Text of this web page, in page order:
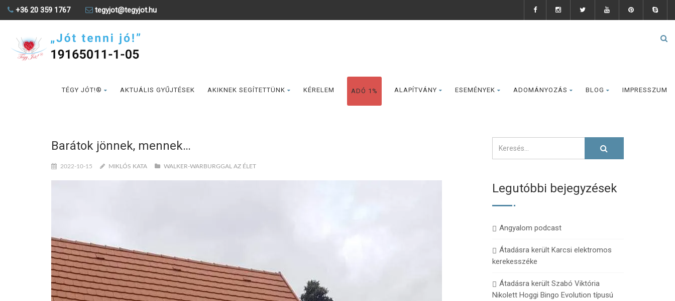
+36 20 359 1767 tegyjot@tegyjot.hu
TÉGY JÓT!® AKTUÁLIS GYŰJTÉSEK AKIKNEK SEGÍTETTÜNK KÉRELEM ADÓ 1% ALAPÍTVÁNY ESEMÉNYEK ADOMÁNYOZÁS BLOG IMPRESSZUM
Barátok jönnek, mennek…
2022-10-15 MIKLÓS KATA WALKER-WARBURGGAL AZ ÉLET
Legutóbbi bejegyzések
Angyalom podcast
Átadásra került Karcsi elektromos
kerekesszéke
Átadásra került Szabó Viktória
Nikolett Hoggi Bingo Evolution típusú